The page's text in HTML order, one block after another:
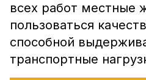
всех работ местные
пользоваться
способной
транспортные